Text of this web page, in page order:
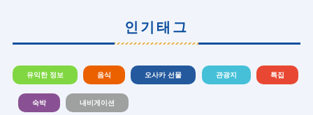
인기태그
유익한 정보 음식 오사카 선물 관광지 특집
숙박 내비게이션